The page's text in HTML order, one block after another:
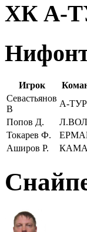
ХК А-
Игрок
Севастьянов
В
А-ТУР
Попов Д.
Токарев Ф.
Аширов Р.
КАМА